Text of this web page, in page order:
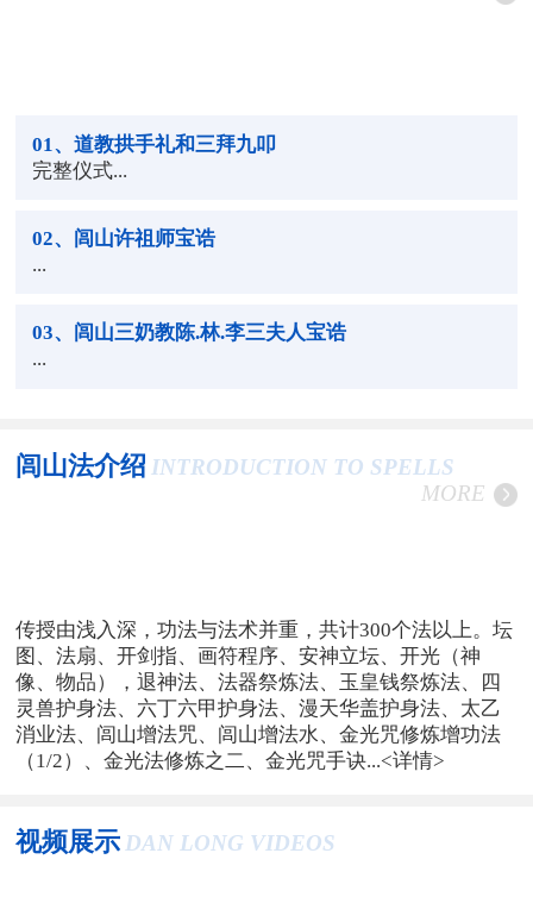
01 、道教拱手礼和三拜九叩
完整仪式...
02、闾山许祖师宝诰
...
03、闾山三奶教陈.林.李三夫人宝诰
...
闾山法介绍 INTRODUCTION TO SPELLS
MORE
传授由浅入深，功法与法术并重，共计300个法以上。坛
图、法扇、开剑指、画符程序、安神立坛、开光（神
像、物品），退神法、法器祭炼法、玉皇钱祭炼法、四
灵兽护身法、六丁六甲护身法、漫天华盖护身法、太乙
消业法、闾山增法咒、闾山增法水、金光咒修炼增功法
（1/2）、金光法修炼之二、金光咒手诀...<详情>
视频展示 DAN LONG VIDEOS